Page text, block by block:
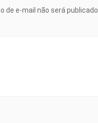
de e-mail não será publicado.